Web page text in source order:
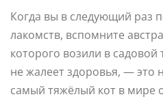
Когда вы в следующий раз
лакомств, вспомните
которого возили в
не жалеет здоровья, — это
самый тяжёлый кот в мире